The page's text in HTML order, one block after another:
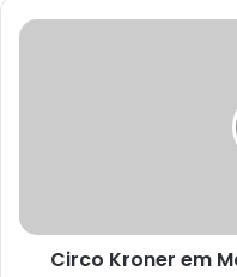
Circo Kroner em